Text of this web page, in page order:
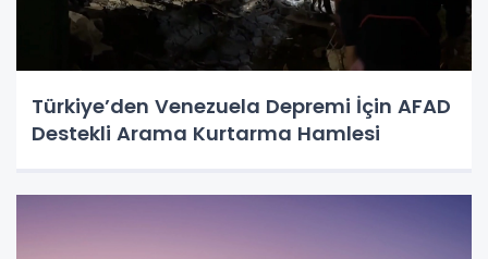
Türkiye’den Venezuela Depremi İçin AFAD
Destekli Arama Kurtarma Hamlesi